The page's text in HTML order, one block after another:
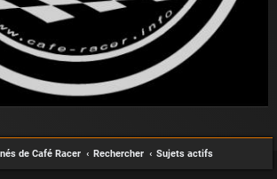
de Café Racer Rechercher Sujets actifs